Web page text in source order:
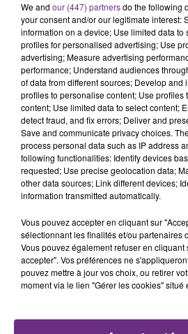
LA CENTRALE NUCLÉAIRE
TOUJOURS À L'ARRÊT
Cela fait déjà une semaine
nucléaire ardennaise est à
justifiée par la sécheresse
présente.
LE MAGASIN JOUÉCLUB
SES PORTES
C'était l'une des institutions
rémois. Le magasin JouéClub
fermer ses portes.
TITRES DIFFUSÉS
We and our (447) partnersdo the following
your consent and/or our legitimate interest:
information on a device; Use limited data to
profiles for personalised advertising; Use
advertising; Measure advertising
performance; Understand audiences
of data from different sources; Develop and
profiles to personalise content; Use profiles
content; Use limited data to select content;
detect fraud, and fix errors; Deliver and
Save and communicate privacy choices.
process personal data such as IP address
following functionalities: Identify devices
requested; Use precise geolocation data;
other data sources; Link different devices;
information transmitted automatically.
Vous pouvez accepter en cliquant sur
sélectionnant les finalités et/ou partenaires
Vous pouvez également refuser en cliquant
accepter". Vos préférences ne
pouvez mettre à jour vos choix, ou retirer
moment via le lien "Gérer les cookies" situé